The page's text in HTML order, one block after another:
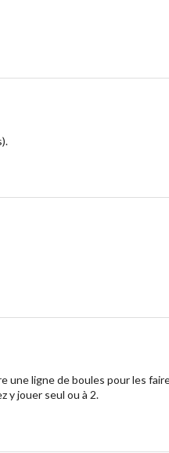
une ligne de boules pour les
y jouer seul ou à 2.